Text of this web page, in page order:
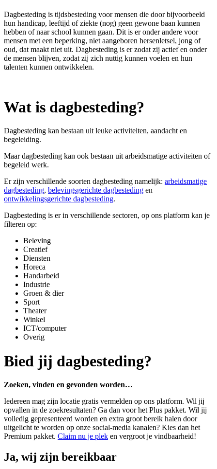
Dagbesteding is tijdsbesteding voormensen die door bijvoorbeeld
hun handicap, leeftijd of ziekte (nog) geen gewone baan kunnen
hebben of naar school kunnen gaan. Dit is er onder andere voor
mensen met een beperking, niet aangeboren hersenletsel, jong of
oud, dat maakt niet uit. Dagbesteding is er zodat zij actief en onder
de mensen blijven, zodat zij zich nuttig kunnen voelen en hun
talenten kunnen ontwikkelen.
Wat is dagbesteding?
Dagbesteding kan bestaan uit leuke activiteiten, aandacht en
begeleiding.
Maar dagbesteding kan ook bestaan uit arbeidsmatige activiteiten of
begeleid werk.
Er zijn verschillende soorten dagbesteding namelijk: arbeidsmatige
dagbesteding, belevingsgerichte dagbesteding en
ontwikkelingsgerichte dagbesteding.
Dagbesteding is er in verschillende sectoren, op ons platform kan je
filteren op:
Beleving
Creatief
Diensten
Horeca
Handarbeid
Industrie
Groen & dier
Sport
Theater
Winkel
ICT/computer
Overig
Bied jij dagbesteding?
Zoeken, vinden en gevonden worden…
Iedereen mag zijn locatie gratis vermelden op ons platform. Wil jij
opvallen in de zoekresultaten? Ga dan voor het Plus pakket. Wil jij
volledig gepresenteerd worden en extra groot bereik halen door
uitgelicht te worden op onze social-media kanalen? Kies dan het
Premium pakket. Claim nu je plek en vergroot je vindbaarheid!
Ja, wij zijn bereikbaar